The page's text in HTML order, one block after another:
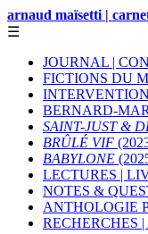
arnaud maïsetti |
☰
JOURNAL |
FICTIONS DU
BERNARD-
SAINT-JUST &
BRÛLÉ VIF
BABYLONE
LECTURES |
NOTES &
ANTHOLOGIE
RECHERCHES